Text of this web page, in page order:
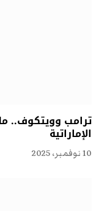
ترامب وويتكوف..
الإماراتية
10 نوفمبر، 2025